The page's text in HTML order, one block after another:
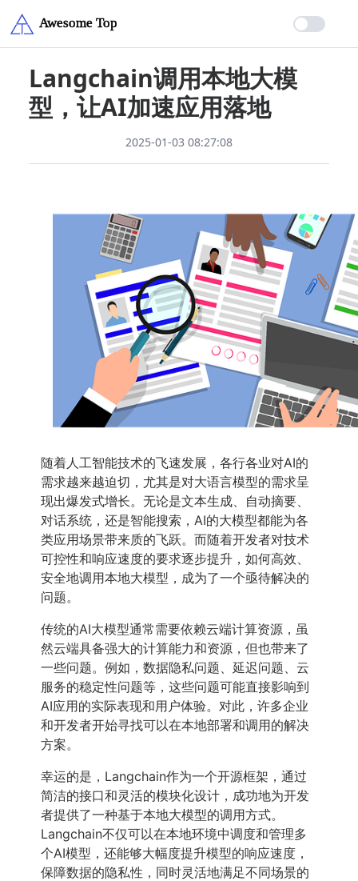
Langchain调用本地大模
型，让AI加速应用落地
2025-01-03 08:27:08
随着人工智能技术的飞速发展，各行各业对AI的
需求越来越迫切，尤其是对大语言模型的需求呈
现出爆发式增长。无论是文本生成、自动摘要、
对话系统，还是智能搜索，AI的大模型都能为各
类应用场景带来质的飞跃。而随着开发者对技术
可控性和响应速度的要求逐步提升，如何高效、
安全地调用本地大模型，成为了一个亟待解决的
问题。
传统的AI大模型通常需要依赖云端计算资源，虽
然云端具备强大的计算能力和资源，但也带来了
一些问题。例如，数据隐私问题、延迟问题、云
服务的稳定性问题等，这些问题可能直接影响到
AI应用的实际表现和用户体验。对此，许多企业
和开发者开始寻找可以在本地部署和调用的解决
方案。
幸运的是，Langchain作为一个开源框架，通过
简洁的接口和灵活的模块化设计，成功地为开发
者提供了一种基于本地大模型的调用方式。
Langchain不仅可以在本地环境中调度和管理多
个AI模型，还能够大幅度提升模型的响应速度，
保障数据的隐私性，同时灵活地满足不同场景的